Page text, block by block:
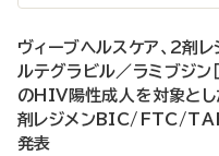
ヴィーブヘルスケア、2剤レ
ルテグラビル／ラミブジン
のHIV陽性成人を対象と
剤レジメンBIC/FTC/TAF
発表